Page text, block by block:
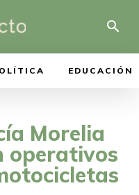
EDUCACIÓN
Morelia
operativos